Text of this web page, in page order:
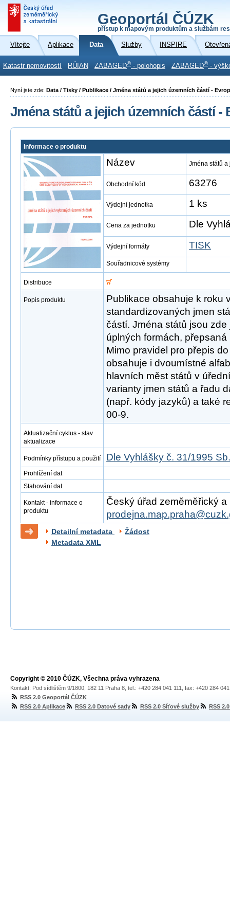
Geoportál ČÚZK
přístup k mapovým produktům a službám
Vítejte Aplikace Data Služby INSPIRE
Katastr nemovitostí RÚIAN ZABAGED® - polohopis ZABAGED® -
Nyní jste zde: Data / Tisky / Publikace / Jména států a jejich územních částí -
Jména států a jejich územních částí -
Informace o produktu
Název Jména států
Obchodní kód 63276
Výdejní jednotka 1 ks
Cena za jednotku Dle
Výdejní formáty TISK
Souřadnicové systémy
Distribuce
Popis produktu
Publikace obsahuje k roku
standardizovaných jmen
částí. Jména států jsou
úplných formách,
Mimo pravidel pro přepis
obsahuje i dvoumístné
hlavních měst států v
varianty jmen států a řadu
(např. kódy jazyků) a také
00-9.
Aktualizační cyklus - stav
aktualizace
Podmínky přístupu a použití Dle Vyhlášky č. 31/1995 Sb.
Prohlížení dat
Stahování dat
Kontakt - informace o
produktu
Český úřad zeměměřický
Detailní metadata
Žádost
Metadata XML
Copyright © 2010 ČÚZK, Všechna práva vyhrazena
Kontakt: Pod sídlištěm 9/1800, 182 11 Praha 8, tel.: +420 284 041 111, fax: +420 284
RSS 2.0 Geoportál ČÚZK
RSS 2.0 Aplikace
RSS 2.0 Datové sady RSS 2.0 Síťové služby RSS